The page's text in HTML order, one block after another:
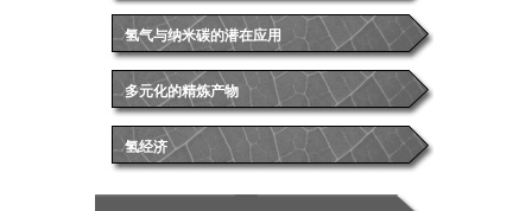
氢气与纳米碳的潜在应用
多元化的精炼产物
氢经济